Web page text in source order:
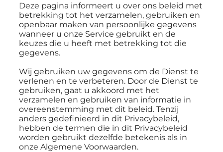
Deze pagina informeert u over ons beleid met
betrekking tot het verzamelen, gebruiken en
openbaar maken van persoonlijke gegevens
wanneer u onze Service gebruikt en de
keuzes die u heeft met betrekking tot die
gegevens.
Wij gebruiken uw gegevens om de Dienst te
verlenen en te verbeteren. Door de Dienst te
gebruiken, gaat u akkoord met het
verzamelen en gebruiken van informatie in
overeenstemming met dit beleid. Tenzij
anders gedefinieerd in dit Privacybeleid,
hebben de termen die in dit Privacybeleid
worden gebruikt dezelfde betekenis als in
onze Algemene Voorwaarden.